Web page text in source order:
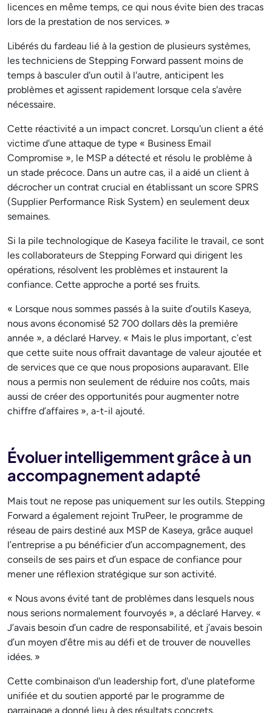
licences en même temps, ce qui nous évite bien des tracas
lors de la prestation de nos services. »
Libérés du fardeau lié à la gestion de plusieurs systèmes,
les techniciens de Stepping Forward passent moins de
temps à basculer d'un outil à l'autre, anticipent les
problèmes et agissent rapidement lorsque cela s'avère
nécessaire.
Cette réactivité a un impact concret. Lorsqu'un client a été
victime d'une attaque de type « Business Email
Compromise », le MSP a détecté et résolu le problème à
un stade précoce. Dans un autre cas, il a aidé un client à
décrocher un contrat crucial en établissant un score SPRS
(Supplier Performance Risk System) en seulement deux
semaines.
Si la pile technologique de Kaseya facilite le travail, ce sont
les collaborateurs de Stepping Forward qui dirigent les
opérations, résolvent les problèmes et instaurent la
confiance. Cette approche a porté ses fruits.
« Lorsque nous sommes passés à la suite d’outils Kaseya,
nous avons économisé 52 700 dollars dès la première
année », a déclaré Harvey. « Mais le plus important, c’est
que cette suite nous offrait davantage de valeur ajoutée et
de services que ce que nous proposions auparavant. Elle
nous a permis non seulement de réduire nos coûts, mais
aussi de créer des opportunités pour augmenter notre
chiffre d’affaires », a-t-il ajouté.
Évoluer intelligemment grâce à un
accompagnement adapté
Mais tout ne repose pas uniquement sur les outils. Stepping
Forward a également rejoint TruPeer, le programme de
réseau de pairs destiné aux MSP de Kaseya, grâce auquel
l’entreprise a pu bénéficier d’un accompagnement, des
conseils de ses pairs et d’un espace de confiance pour
mener une réflexion stratégique sur son activité.
« Nous avons évité tant de problèmes dans lesquels nous
nous serions normalement fourvoyés », a déclaré Harvey. «
J’avais besoin d’un cadre de responsabilité, et j’avais besoin
d’un moyen d’être mis au défi et de trouver de nouvelles
idées. »
Cette combinaison d'un leadership fort, d'une plateforme
unifiée et du soutien apporté par le programme de
parrainage a donné lieu à des résultats concrets.